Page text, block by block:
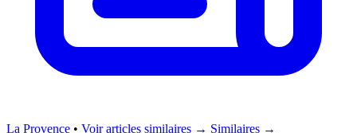
La Provence • Voir articles similaires → Similaires →